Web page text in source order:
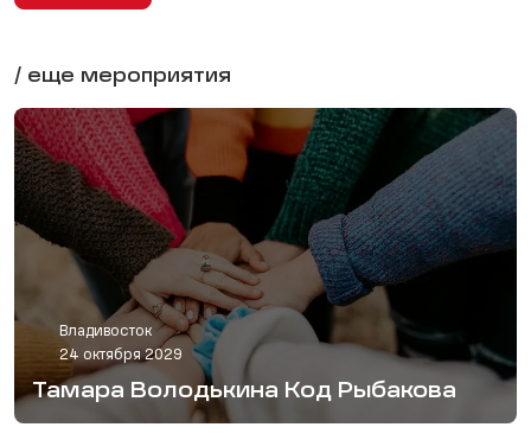
/ еще мероприятия
Владивосток
24 октября 2029
Тамара Володькина Код Рыбакова